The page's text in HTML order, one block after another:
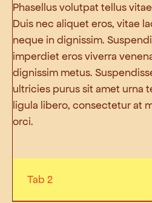
Phasellus volutpat tellus
Duis nec aliquet eros, vitae
neque in dignissim.
imperdiet eros viverra
dignissim metus.
ultricies purus sit amet urna
ligula libero, consectetur at
orci.
Tab 2